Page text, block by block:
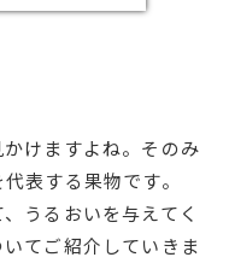
けますよね。そのみ
表する果物です。
うるおいを与えてく
てご紹介していきま